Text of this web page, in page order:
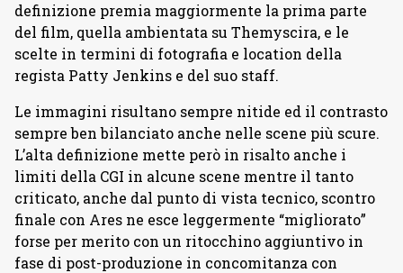
definizione premia maggiormente la prima parte
del film, quella ambientata su Themyscira, e le
scelte in termini di fotografia e location della
regista Patty Jenkins e del suo staff.
Le immagini risultano sempre nitide ed il contrasto
sempre ben bilanciato anche nelle scene più scure.
L’alta definizione mette però in risalto anche i
limiti della CGI in alcune scene mentre il tanto
criticato, anche dal punto di vista tecnico, scontro
finale con Ares ne esce leggermente “migliorato”
forse per merito con un ritocchino aggiuntivo in
fase di post-produzione in concomitanza con